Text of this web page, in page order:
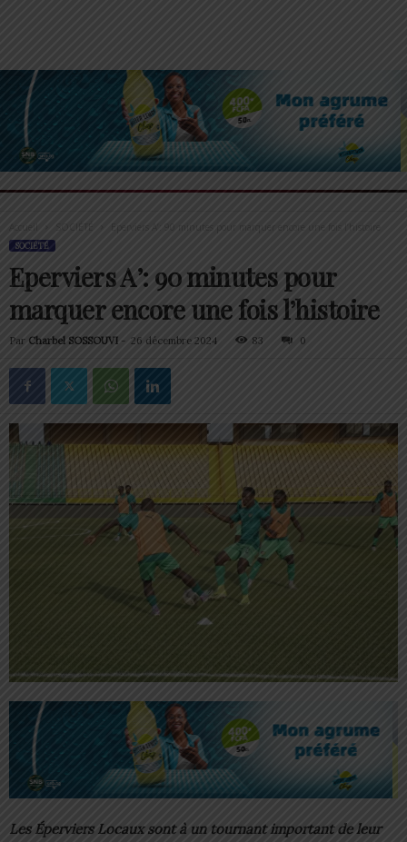
Accueil Eperviers A’: 90 minutes pour marquer encore une fois l’histoire
SOCIÉTÉ
Eperviers A’: 90 minutes pour
marquer encore une fois l’histoire
Par Charbel SOSSOUVI - 26 décembre 2024 83 0
Les Éperviers Locaux sont à un tournant important de leur